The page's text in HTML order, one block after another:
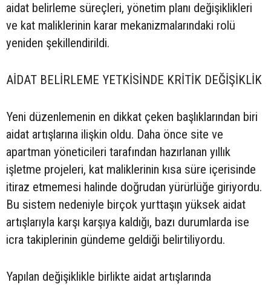
aidat belirleme süreçleri, yönetim planı değişiklikleri
ve kat maliklerinin karar mekanizmalarındaki rolü
yeniden şekillendirildi.
AİDAT BELİRLEME YETKİSİNDE KRİTİK DEĞİŞİKLİK
Yeni düzenlemenin en dikkat çeken başlıklarından biri
aidat artışlarına ilişkin oldu. Daha önce site ve
apartman yöneticileri tarafından hazırlanan yıllık
işletme projeleri, kat maliklerinin kısa süre içerisinde
itiraz etmemesi halinde doğrudan yürürlüğe giriyordu.
Bu sistem nedeniyle birçok yurttaşın yüksek aidat
artışlarıyla karşı karşıya kaldığı, bazı durumlarda ise
icra takiplerinin gündeme geldiği belirtiliyordu.
Yapılan değişiklikle birlikte aidat artışlarında